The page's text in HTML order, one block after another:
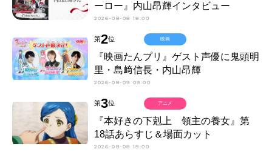
ーロー』内山昂輝インタビュー
2026-08-08 18:00
第2位
『映画たんプリ』ゲスト声優に鬼頭明
里・島﨑信長・内山昂輝
2026-08-09 09:00
映画
第3位
『本好きの下剋上 領主の養女』第
18話あらすじ＆場面カット
2026-08-08 18:00
アニメ